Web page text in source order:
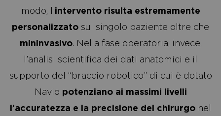
modo, l’intervento risulta estremamente
personalizzato sul singolo paziente oltre che
mininvasivo. Nella fase operatoria, invece,
l’analisi scientifica dei dati anatomici e il
supporto del “braccio robotico” di cui è dotato
Navio potenziano ai massimi livelli
l’accuratezza e la precisione del chirurgo nel